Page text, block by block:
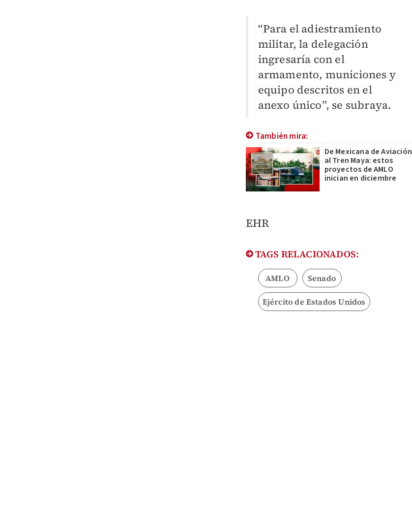
“Para el adiestramiento
militar, la delegación
ingresaría con el
armamento, municiones y
equipo descritos en el
anexo único”, se subraya.
También mira:
De Mexicana de Aviación
al Tren Maya: estos
proyectos de AMLO
inician en diciembre
EHR
TAGS RELACIONADOS:
AMLO Senado
Ejército de Estados Unidos